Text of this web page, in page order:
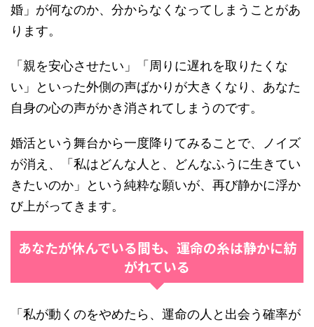
婚」が何なのか、分からなくなってしまうことがあ
ります。
「親を安心させたい」「周りに遅れを取りたくな
い」といった外側の声ばかりが大きくなり、あなた
自身の心の声がかき消されてしまうのです。
婚活という舞台から一度降りてみることで、ノイズ
が消え、「私はどんな人と、どんなふうに生きてい
きたいのか」という純粋な願いが、再び静かに浮か
び上がってきます。
あなたが休んでいる間も、運命の糸は静かに紡
がれている
「私が動くのをやめたら、運命の人と出会う確率が